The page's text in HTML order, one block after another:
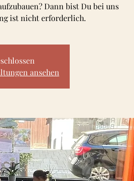
Dann bist Du bei uns
ansehen